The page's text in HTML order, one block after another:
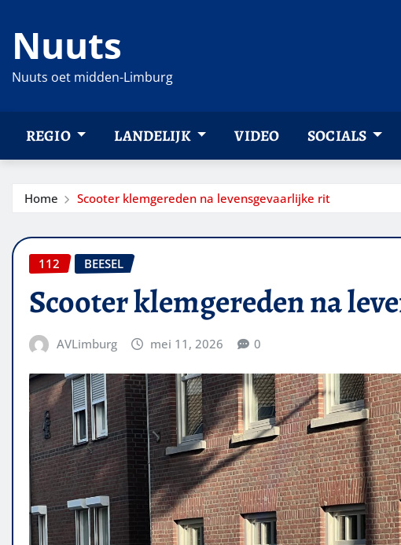
naar
inhoud
Nuuts
Nuuts oet midden-Limburg
REGIO LANDELIJK VIDEO SOCIALS
Home Scooter klemgereden na levensgevaarlijke rit
112 BEESEL
Scooter klemgereden na
AVLimburg mei 11, 2026 0